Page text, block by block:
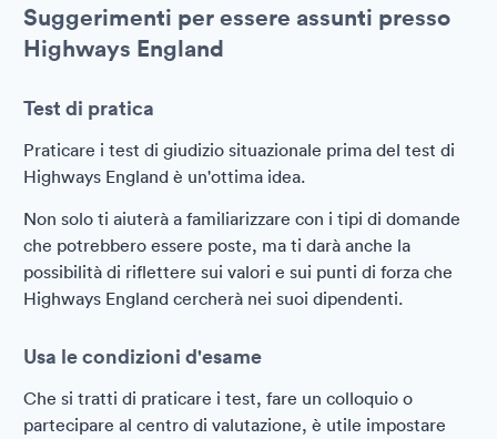
Suggerimenti per essere assunti presso
Highways England
Test di pratica
Praticare i test di giudizio situazionale prima del test di
Highways England è un'ottima idea.
Non solo ti aiuterà a familiarizzare con i tipi di domande
che potrebbero essere poste, ma ti darà anche la
possibilità di riflettere sui valori e sui punti di forza che
Highways England cercherà nei suoi dipendenti.
Usa le condizioni d'esame
Che si tratti di praticare i test, fare un colloquio o
partecipare al centro di valutazione, è utile impostare